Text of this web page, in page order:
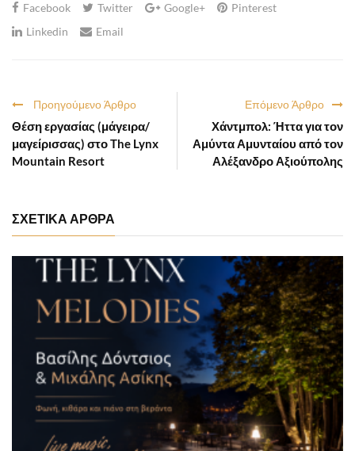
Facebook Twitter Google+
Pinterest
Linkedin
Email
Επόμενο Άρθρο
Χάντμπολ: Ήττα για τον
Αμύντα Αμυνταίου από τον
Αλέξανδρο Αξιούπολης
Προηγούμενο Άρθρο
Θέση εργασίας (μάγειρα/
μαγείρισσας) στο The Lynx
Mountain Resort
ΣΧΕΤΙΚΑ ΑΡΘΡΑ